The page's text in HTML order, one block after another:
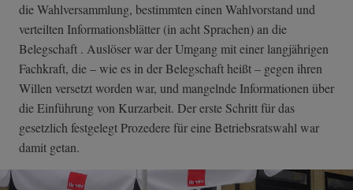
die Wahlversammlung, bestimmten einen Wahlvorstand und
verteilten Informationsblätter (in acht Sprachen) an die
Belegschaft . Auslöser war der Umgang mit einer langjährigen
Fachkraft, die – wie es in der Belegschaft heißt – gegen ihren
Willen versetzt worden war, und mangelnde Informationen über
die Einführung von Kurzarbeit. Der erste Schritt für das
gesetzlich festgelegt Prozedere für eine Betriebsratswahl war
damit getan.